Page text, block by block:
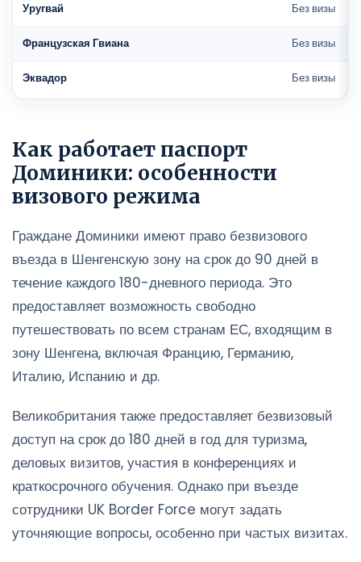
Уругвай Без визы
Французская Гвиана Без визы
Эквадор Без визы
Как работает паспорт
Доминики: особенности
визового режима
Граждане Доминики имеют право безвизового
въезда в Шенгенскую зону на срок до 90 дней в
течение каждого 180-дневного периода. Это
предоставляет возможность свободно
путешествовать по всем странам ЕС, входящим в
зону Шенгена, включая Францию, Германию,
Италию, Испанию и др.
Великобритания также предоставляет безвизовый
доступ на срок до 180 дней в год для туризма,
деловых визитов, участия в конференциях и
краткосрочного обучения. Однако при въезде
сотрудники UK Border Force могут задать
уточняющие вопросы, особенно при частых визитах.